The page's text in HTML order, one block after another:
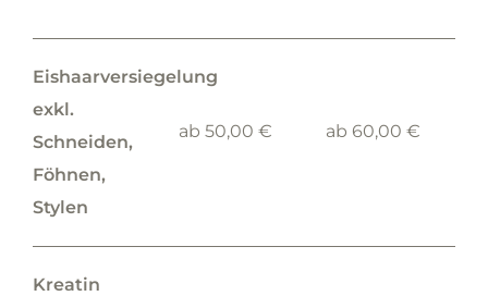
Eishaarversiegelung
exkl.
Schneiden,
Föhnen,
Stylen
ab 50,00 € ab 60,00 €
Kreatin